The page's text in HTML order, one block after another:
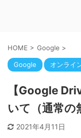
HOME > Google >
Google オンライ
【Google
いて（通常の
2021年4月11日